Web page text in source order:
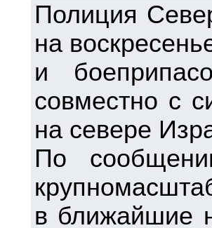
Полиция
на
и
совместно с
на севере
По
в ближайшие